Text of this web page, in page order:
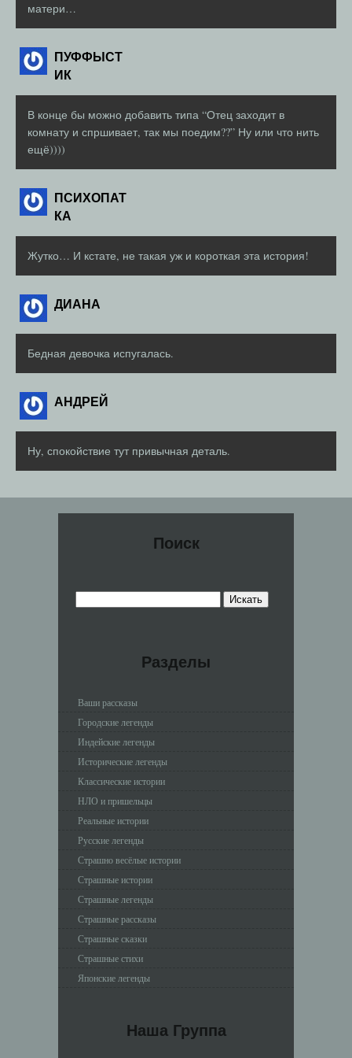
матери…
ПУФФЫСТ
ИК
В конце бы можно добавить типа “Отец заходит в
комнату и спршивает, так мы поедим??” Ну или что нить
ещё))))
ПСИХОПАТ
КА
Жутко… И кстате, не такая уж и короткая эта история!
ДИАНА
Бедная девочка испугалась.
АНДРЕЙ
Ну, спокойствие тут привычная деталь.
Поиск
Разделы
Ваши рассказы
Городские легенды
Индейские легенды
Исторические легенды
Классические истории
НЛО и пришельцы
Реальные истории
Русские легенды
Страшно весёлые истории
Страшные истории
Страшные легенды
Страшные рассказы
Страшные сказки
Страшные стихи
Японские легенды
Наша Группа